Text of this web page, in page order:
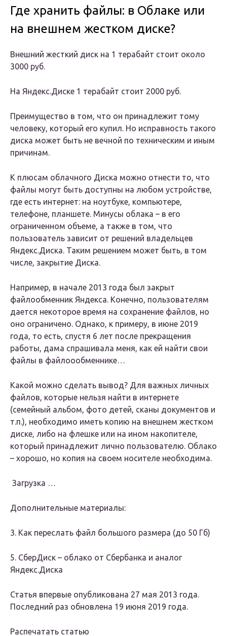
Где хранить файлы: в Облаке или
на внешнем жестком диске?
Внешний жесткий диск на 1 терабайт стоит около
3000 руб.
На Яндекс.Диске 1 терабайт стоит 2000 руб.
Преимущество в том, что он принадлежит тому
человеку, который его купил. Но исправность такого
диска может быть не вечной по техническим и иным
причинам.
К плюсам облачного Диска можно отнести то, что
файлы могут быть доступны на любом устройстве,
где есть интернет: на ноутбуке, компьютере,
телефоне, планшете. Минусы облака – в его
ограниченном объеме, а также в том, что
пользователь зависит от решений владельцев
Яндекс.Диска. Таким решением может быть, в том
числе, закрытие Диска.
Например, в начале 2013 года был закрыт
файлообменник Яндекса. Конечно, пользователям
дается некоторое время на сохранение файлов, но
оно ограничено. Однако, к примеру, в июне 2019
года, то есть, спустя 6 лет после прекращения
работы, дама спрашивала меня, как ей найти свои
файлы в файлоообменнике…
Какой можно сделать вывод? Для важных личных
файлов, которые нельзя найти в интернете
(семейный альбом, фото детей, сканы документов и
т.п.), необходимо иметь копию на внешнем жестком
диске, либо на флешке или на ином накопителе,
который принадлежит лично пользователю. Облако
– хорошо, но копия на своем носителе необходима.
Загрузка …
Дополнительные материалы:
3. Как переслать файл большого размера (до 50 Гб)
5. СберДиск – облако от Сбербанка и аналог
Яндекс.Диска
Статья впервые опубликована 27 мая 2013 года.
Последний раз обновлена 19 июня 2019 года.
Распечатать статью